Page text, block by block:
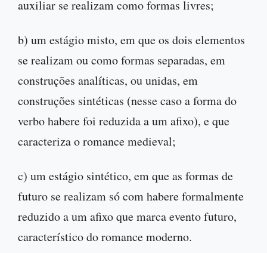
auxiliar se realizam como formas livres;
b) um estágio misto, em que os dois elementos
se realizam ou como formas separadas, em
construções analíticas, ou unidas, em
construções sintéticas (nesse caso a forma do
verbo habere foi reduzida a um afixo), e que
caracteriza o romance medieval;
c) um estágio sintético, em que as formas de
futuro se realizam só com habere formalmente
reduzido a um afixo que marca evento futuro,
característico do romance moderno.